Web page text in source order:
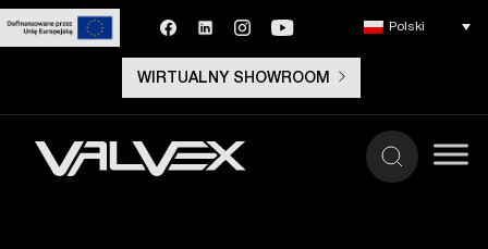
WIRTUALNY SHOWROOM
Polski